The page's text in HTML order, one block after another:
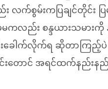
လက်စွမ်းကပြချင်တိုင်း
ကလည်း စန္ဒယားသမာ
ါင်းခေါက်လိုက်ရ ဆိုတာကြ
င်းတောင် အရင်ထက်နည်းန